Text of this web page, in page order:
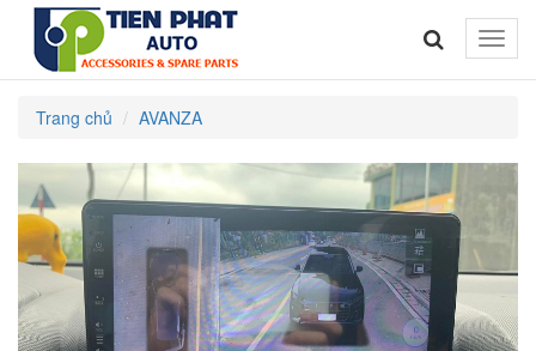
Toggle
Trang chủ AVANZA